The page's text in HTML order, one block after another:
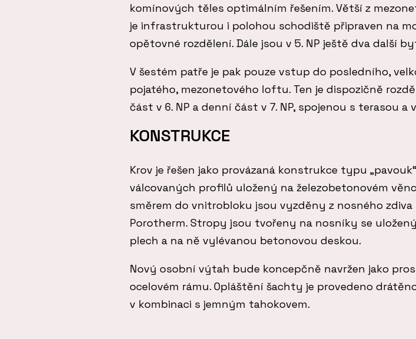
komínových těles optimálním řešením. Větší z
je infrastrukturou i polohou schodiště připraven na
opětovné rozdělení. Dále jsou v 5. NP ještě dva další
V šestém patře je pak pouze vstup do posledního,
pojatého, mezonetového loftu. Ten je dispozičně
část v 6. NP a denní část v 7. NP, spojenou s terasou a
KONSTRUKCE
Krov je řešen jako provázaná konstrukce typu
válcovaných profilů uložený na železobetonovém
směrem do vnitrobloku jsou vyzděny z nosného
Porotherm. Stropy jsou tvořeny na nosníky se
plech a na ně vylévanou betonovou deskou.
Nový osobní výtah bude koncepčně navržen jako
ocelovém rámu. Opláštění šachty je provedeno
v kombinaci s jemným tahokovem.